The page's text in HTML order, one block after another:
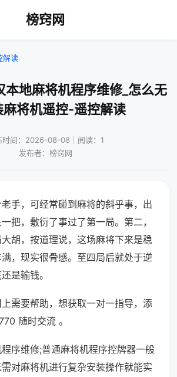
榜窍网
解读
本地麻将机程序维修_怎么无
麻将机遥控-遥控解读
时间：2026-08-08｜阅读：1
发布者：榜窍网
手，可经常碰到麻将的斜乎事，出
把，敷衍了事过了第一局。第二，
胡，按道理说，这场麻将下来是稳
，现实很骨感。至四局后就处于逆
是输钱。
需要帮助，想获取一对一指导，添
随时交流 。
序维修;普通麻将机程序控牌器一般
对麻将机进行复杂安装操作就能实